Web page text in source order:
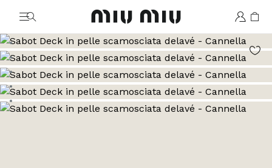
MiuMiu logo
Vai all'immagine 1
Vai all'immagine 2
Vai all'immagine 3
Vai all'immagine 4
Vai all'immagine 5
Vai all'immagine 6